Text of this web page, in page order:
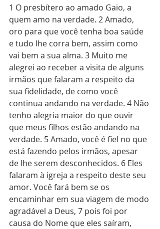
1 O presbítero ao amado Gaio, a
quem amo na verdade. 2 Amado,
oro para que você tenha boa saúde
e tudo lhe corra bem, assim como
vai bem a sua alma. 3 Muito me
alegrei ao receber a visita de alguns
irmãos que falaram a respeito da
sua fidelidade, de como você
continua andando na verdade. 4 Não
tenho alegria maior do que ouvir
que meus filhos estão andando na
verdade. 5 Amado, você é fiel no que
está fazendo pelos irmãos, apesar
de lhe serem desconhecidos. 6 Eles
falaram à igreja a respeito deste seu
amor. Você fará bem se os
encaminhar em sua viagem de modo
agradável a Deus, 7 pois foi por
causa do Nome que eles saíram,